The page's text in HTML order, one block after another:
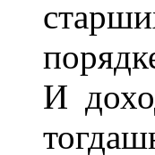
И